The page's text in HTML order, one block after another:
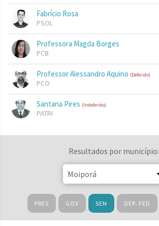
Fabrício Rosa
PSOL
Professora Magda Borges
PCB
Professor Alessandro Aquino (Deferido)
PCO
Santana Pires (Indeferido)
PATRI
Resultados por município:
PRES GOV SEN DEP. FED